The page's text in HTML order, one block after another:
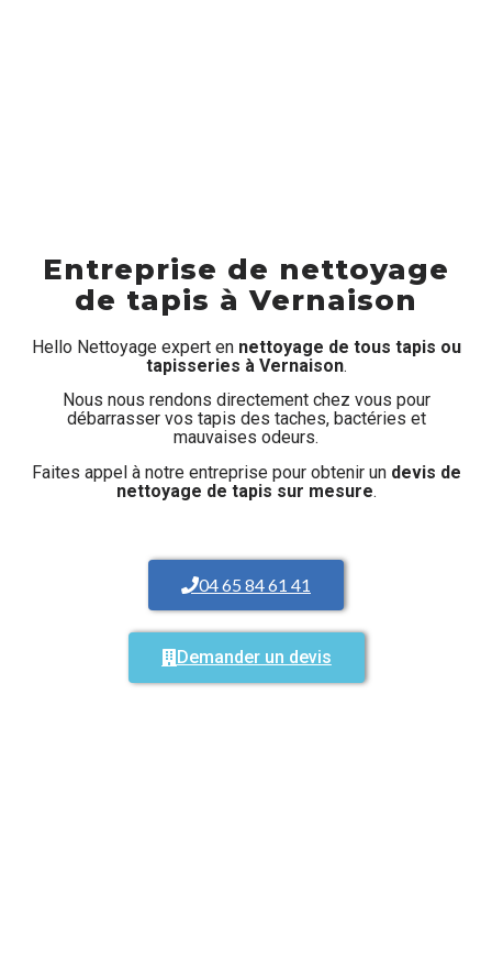
Entreprise de nettoyage
de tapis à Vernaison
Hello Nettoyage expert en nettoyage de tous tapis ou
tapisseries à Vernaison.
Nous nous rendons directement chez vous pour
débarrasser vos tapis des taches, bactéries et
mauvaises odeurs.
Faites appel à notre entreprise pour obtenir un devis de
nettoyage de tapis sur mesure.
04 65 84 61 41
Demander un devis